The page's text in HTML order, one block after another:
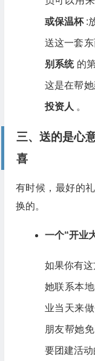
或保温杯 :
送这一套
别系统 的
这是在帮
投资人 。
三、送的是心
喜
有时候，最好的
换的。
一个“开业
如果你有
她联系本
业当天来
朋友帮她
要团建活